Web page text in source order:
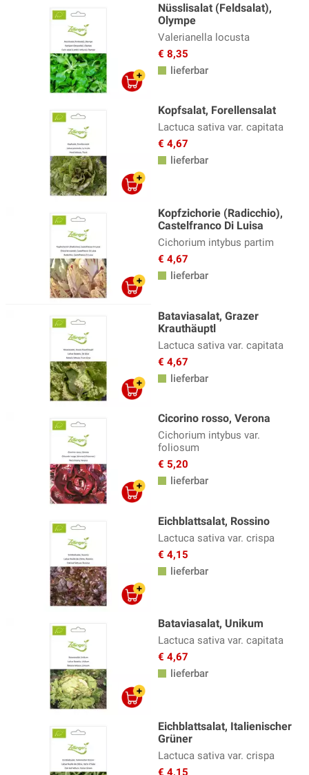
Nüsslisalat (Feldsalat),
Olympe
Valerianella locusta
€ 8,35
lieferbar
Kopfsalat, Forellensalat
Lactuca sativa var. capitata
€ 4,67
lieferbar
Kopfzichorie (Radicchio),
Castelfranco Di Luisa
Cichorium intybus partim
€ 4,67
lieferbar
Bataviasalat, Grazer
Krauthäuptl
Lactuca sativa var. capitata
€ 4,67
lieferbar
Cicorino rosso, Verona
Cichorium intybus var.
foliosum
€ 5,20
lieferbar
Eichblattsalat, Rossino
Lactuca sativa var. crispa
€ 4,15
lieferbar
Bataviasalat, Unikum
Lactuca sativa var. capitata
€ 4,67
lieferbar
Eichblattsalat, Italienischer
Grüner
Lactuca sativa var. crispa
€ 4,15